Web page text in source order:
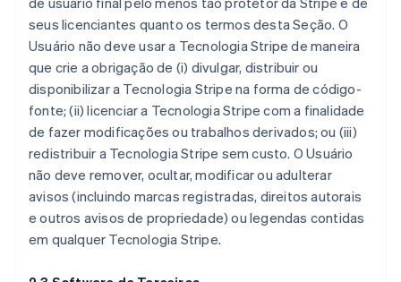
seus licenciantes quanto os termos desta Seção. O
Usuário não deve usar a Tecnologia Stripe de maneira
que crie a obrigação de (i) divulgar, distribuir ou
disponibilizar a Tecnologia Stripe na forma de código-
fonte; (ii) licenciar a Tecnologia Stripe com a finalidade
de fazer modificações ou trabalhos derivados; ou (iii)
redistribuir a Tecnologia Stripe sem custo. O Usuário
não deve remover, ocultar, modificar ou adulterar
avisos (incluindo marcas registradas, direitos autorais
e outros avisos de propriedade) ou legendas contidas
em qualquer Tecnologia Stripe.